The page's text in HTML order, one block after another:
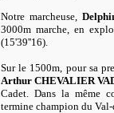
Notre marcheuse,
3000m marche, en
(15'39''16).
Sur le 1500m, pour sa
Arthur CHEVALIER
Cadet. Dans la même
termine champion du